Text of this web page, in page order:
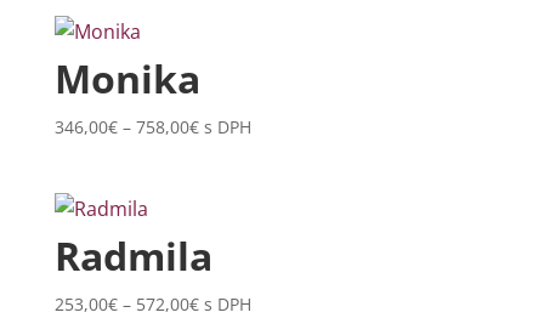
Monika
346,00€ – 758,00€Price
s DPH
Radmila
253,00€ – 572,00€Price
s DPH